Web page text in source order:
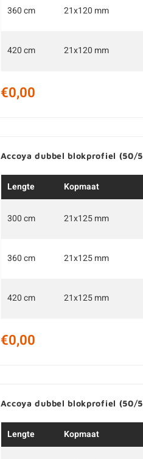
360 cm 21x120 mm
420 cm 21x120 mm
€0,00
Accoya dubbel blokprofiel (50/
Lengte Kopmaat
300 cm 21x125 mm
360 cm 21x125 mm
420 cm 21x125 mm
€0,00
Accoya dubbel blokprofiel (50/
Lengte Kopmaat